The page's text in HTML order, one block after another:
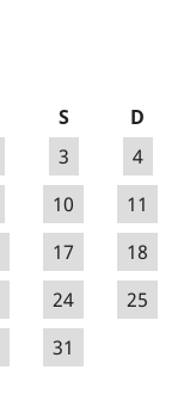
S
D
3
4
10
11
17
18
24
25
31